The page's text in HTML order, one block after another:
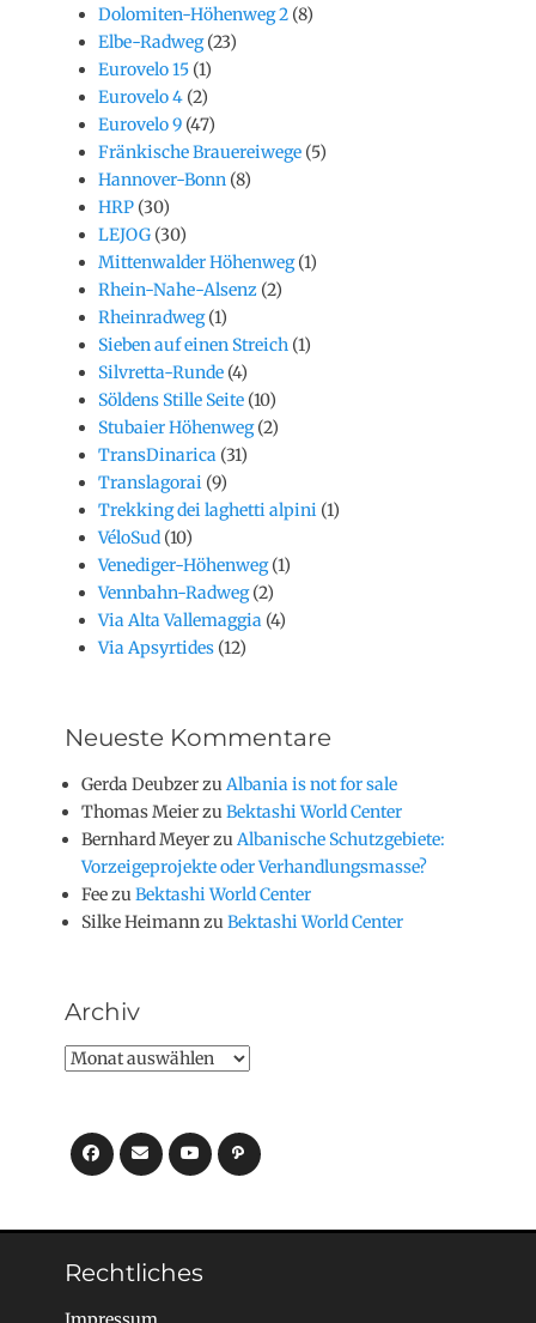
Dolomiten-Höhenweg 2 (8)
Elbe-Radweg(23)
Eurovelo 15 (1)
Eurovelo 4 (2)
Eurovelo 9 (47)
Fränkische Brauereiwege (5)
Hannover-Bonn (8)
HRP (30)
LEJOG (30)
Mittenwalder Höhenweg(1)
Rhein-Nahe-Alsenz (2)
Rheinradweg(1)
Sieben auf einen Streich (1)
Silvretta-Runde (4)
Söldens Stille Seite (10)
Stubaier Höhenweg(2)
TransDinarica (31)
Translagorai (9)
Trekking dei laghetti alpini (1)
VéloSud (10)
Venediger-Höhenweg(1)
Vennbahn-Radweg(2)
Via Alta Vallemaggia (4)
Via Apsyrtides (12)
Neueste Kommentare
Gerda DeubzerzuAlbania is not for sale
Thomas MeierzuBektashi World Center
Bernhard MeyerzuAlbanische Schutzgebiete:
Vorzeigeprojekte oder Verhandlungsmasse?
FeezuBektashi World Center
Silke HeimannzuBektashi World Center
Archiv
Archiv
Facebook
E-
Mail
YouTube
Pfad
Rechtliches